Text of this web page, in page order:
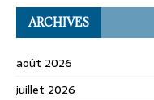
ARCHIVES
août 2026
juillet 2026